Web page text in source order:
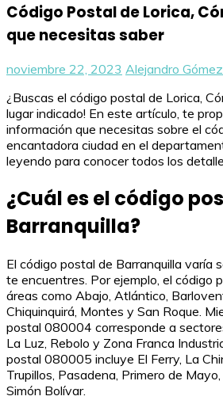
Código Postal de Lorica,
que necesitas saber
noviembre 22, 2023 Alejandro
¿Buscas el código postal de Lorica,
lugar indicado! En este artículo, te
información que necesitas sobre el
encantadora ciudad en el
leyendo para conocer todos los
¿Cuál es el código
Barranquilla?
El código postal de Barranquilla varía
te encuentres. Por ejemplo, el código
áreas como Abajo, Atlántico,
Chiquinquirá, Montes y San Roque.
postal 080004 corresponde a
La Luz, Rebolo y Zona Franca
postal 080005 incluye El Ferry, La
Trupillos, Pasadena, Primero de
Simón Bolívar.